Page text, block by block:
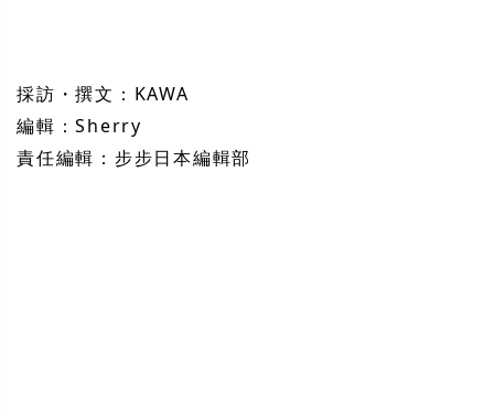
採訪・撰文：KAWA
編輯：Sherry
責任編輯：步步日本編輯部